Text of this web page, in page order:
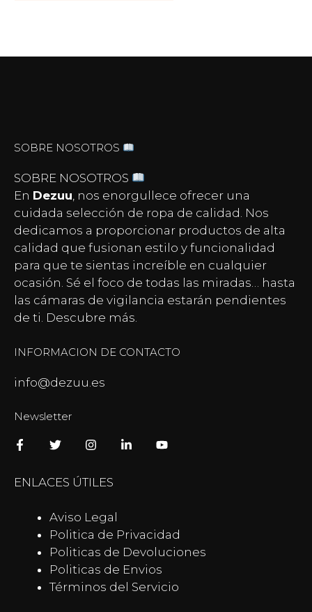
SOBRE NOSOTROS
SOBRE NOSOTROS
En Dezuu, nos enorgullece ofrecer una
cuidada selección de ropa de calidad. Nos
dedicamos a proporcionar productos de alta
calidad que fusionan estilo y funcionalidad
para que te sientas increíble en cualquier
ocasión. Sé el foco de todas las miradas… hasta
las cámaras de vigilancia estarán pendientes
de ti. Descubre más.
INFORMACION DE CONTACTO
info@dezuu.es
Newsletter
ENLACES ÚTILES
Aviso Legal
Politica de Privacidad
Politicas de Devoluciones
Politicas de Envios
Términos del Servicio